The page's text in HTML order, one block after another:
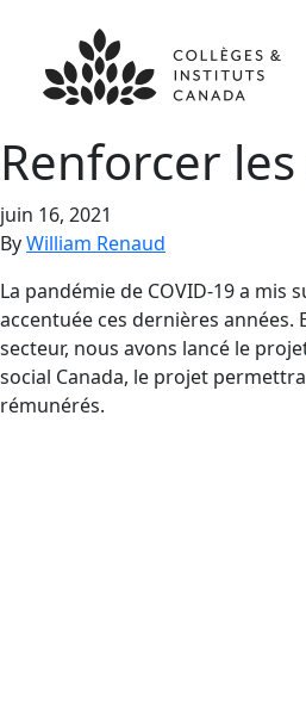
Renforcer
juin 16, 2021
ByWilliam Renaud
La pandémie de COVID-19 a
accentuée ces dernières
secteur, nous avons lancé le
social Canada, le projet
rémunérés.